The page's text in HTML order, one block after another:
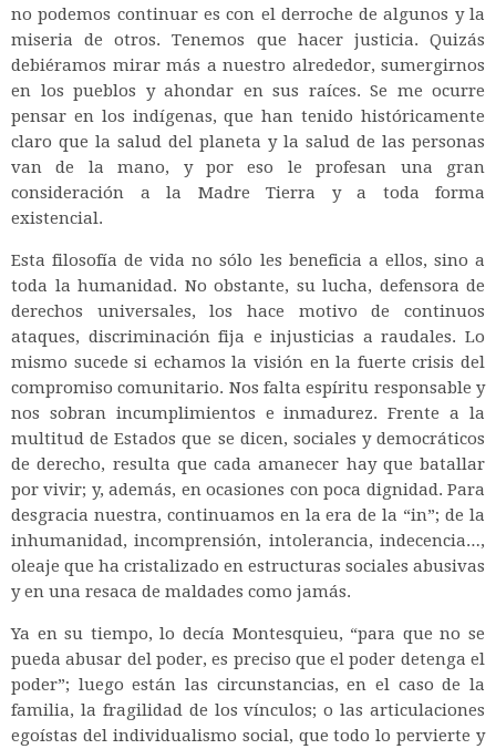
no podemos continuar es con el derroche de algunos y la
miseria de otros. Tenemos que hacer justicia. Quizás
debiéramos mirar más a nuestro alrededor, sumergirnos
en los pueblos y ahondar en sus raíces. Se me ocurre
pensar en los indígenas, que han tenido históricamente
claro que la salud del planeta y la salud de las personas
van de la mano, y por eso le profesan una gran
consideración a la Madre Tierra y a toda forma
existencial.
Esta filosofía de vida no sólo les beneficia a ellos, sino a
toda la humanidad. No obstante, su lucha, defensora de
derechos universales, los hace motivo de continuos
ataques, discriminación fija e injusticias a raudales. Lo
mismo sucede si echamos la visión en la fuerte crisis del
compromiso comunitario. Nos falta espíritu responsable y
nos sobran incumplimientos e inmadurez. Frente a la
multitud de Estados que se dicen, sociales y democráticos
de derecho, resulta que cada amanecer hay que batallar
por vivir; y, además, en ocasiones con poca dignidad. Para
desgracia nuestra, continuamos en la era de la “in”; de la
inhumanidad, incomprensión, intolerancia, indecencia…,
oleaje que ha cristalizado en estructuras sociales abusivas
y en una resaca de maldades como jamás.
Ya en su tiempo, lo decía Montesquieu, “para que no se
pueda abusar del poder, es preciso que el poder detenga el
poder”; luego están las circunstancias, en el caso de la
familia, la fragilidad de los vínculos; o las articulaciones
egoístas del individualismo social, que todo lo pervierte y